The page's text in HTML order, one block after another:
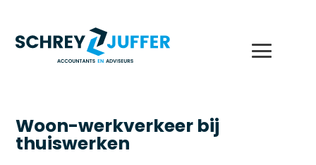
Woon-werkverkeer bij
thuiswerken